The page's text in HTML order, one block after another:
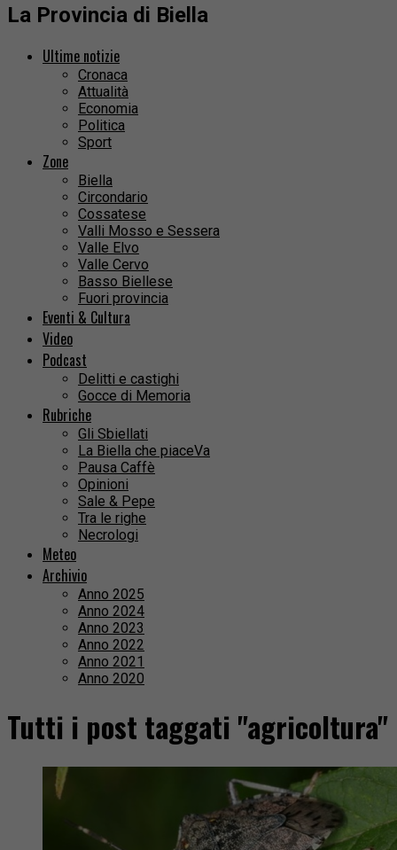
La Provincia di Biella
Ultime notizie
Cronaca
Attualità
Economia
Politica
Sport
Zone
Biella
Circondario
Cossatese
Valli Mosso e Sessera
Valle Elvo
Valle Cervo
Basso Biellese
Fuori provincia
Eventi & Cultura
Video
Podcast
Delitti e castighi
Gocce di Memoria
Rubriche
Gli Sbiellati
La Biella che piaceVa
Pausa Caffè
Opinioni
Sale & Pepe
Tra le righe
Necrologi
Meteo
Archivio
Anno 2025
Anno 2024
Anno 2023
Anno 2022
Anno 2021
Anno 2020
Tutti i post taggati "agricoltura"